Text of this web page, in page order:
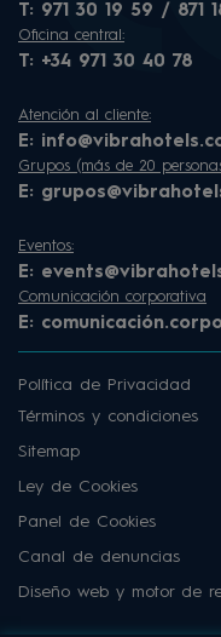
T: 971 30 19 59 / 871
Oficina central:
T: +34 971 30 40 78
Atención al cliente:
E:
Grupos (más de 20
E:
Eventos:
E:
Comunicación corporativa
E:
Política de Privacidad
Términos y condiciones
Sitemap
Ley de Cookies
Panel de Cookies
Canal de denuncias
Diseño web y motor de